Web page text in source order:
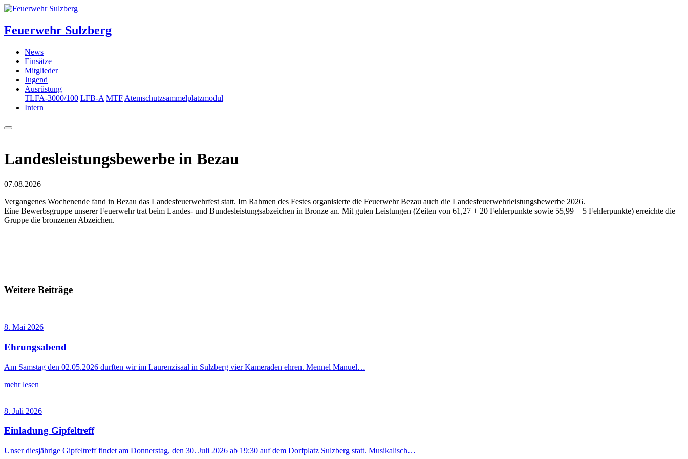
Feuerwehr Sulzberg
News
Einsätze
Mitglieder
Jugend
Ausrüstung
TLFA-3000/100 LFB-A MTF Atemschutzsammelplatzmodul
Intern
Landesleistungsbewerbe in Bezau
07.08.2026
Vergangenes Wochenende fand in Bezau das Landesfeuerwehrfest statt. Im Rahmen des Festes organisierte die Feuerwehr Bezau auch die Landesfeuerwehrleistungsbewerbe 2026.
Eine Bewerbsgruppe unserer Feuerwehr trat beim Landes- und Bundesleistungsabzeichen in Bronze an. Mit guten Leistungen (Zeiten von 61,27 + 20 Fehlerpunkte sowie 55,99 + 5 Fehlerpunkte) erreichte die
Gruppe die bronzenen Abzeichen.
Weitere Beiträge
8. Mai 2026
Ehrungsabend
Am Samstag den 02.05.2026 durften wir im Laurenzisaal in Sulzberg vier Kameraden ehren. Mennel Manuel…
mehr lesen
8. Juli 2026
Einladung Gipfeltreff
Unser diesjährige Gipfeltreff findet am Donnerstag, den 30. Juli 2026 ab 19:30 auf dem Dorfplatz Sulzberg statt. Musikalisch…